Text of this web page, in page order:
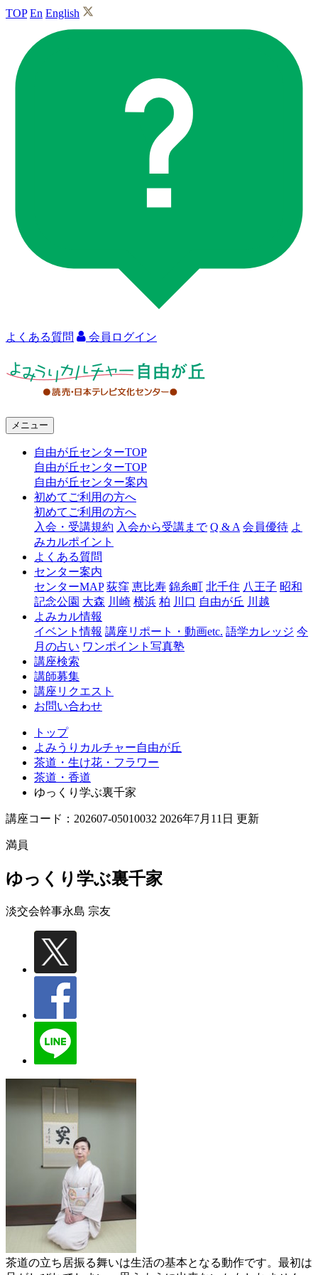
TOP En English
よくある質問 会員ログイン
ャ
由
丘
メニュー
自由が丘センターTOP
自由が丘センターTOP
自由が丘センター案内
初めてご利用の方へ
初めてご利用の方へ
入会・受講規約 入会から受講まで Q & A 会員優待 よ
みカルポイント
よくある質問
センター案内
センターMAP 荻窪 恵比寿 錦糸町 北千住 八王子 昭和
記念公園 大森 川崎 横浜 柏 川口 自由が丘 川越
よみカル情報
イベント情報 講座リポート・動画etc. 語学カレッジ 今
月の占い ワンポイント写真塾
講座検索
講師募集
講座リクエスト
お問い合わせ
トップ
よみうりカルチャー自由が丘
茶道・生け花・フラワー
茶道・香道
ゆっくり学ぶ裏千家
講座コード：202607-05010032 2026年7月11日 更新
満員
ゆっくり学ぶ裏千家
淡交会幹事永島 宗友
茶道の立ち居振る舞いは生活の基本となる動作です。最初は